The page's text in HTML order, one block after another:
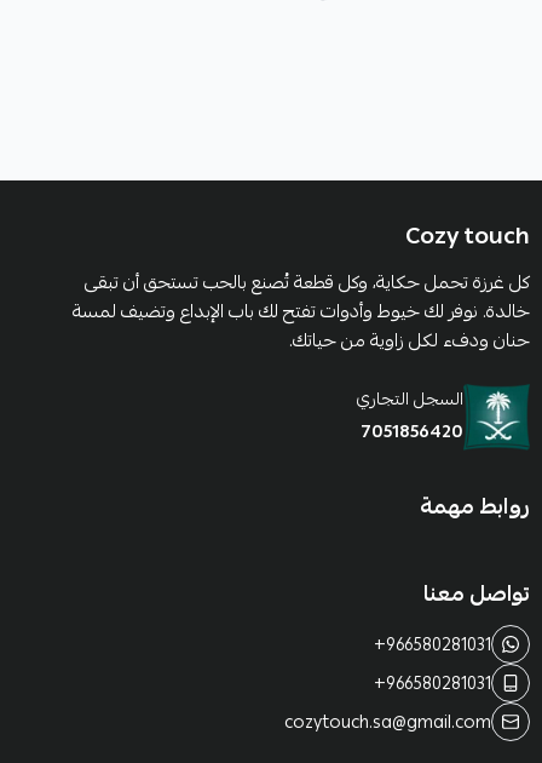
Cozy touch
كل غرزة تحمل حكاية، وكل قطعة تُصنع بالحب تستحق أن تبقى
خالدة. نوفر لك خيوط وأدوات تفتح لك باب الإبداع وتضيف لمسة
حنان ودفء لكل زاوية من حياتك.
السجل التجاري
7051856420
روابط مهمة
تواصل معنا
+966580281031
+966580281031
cozytouch.sa@gmail.com